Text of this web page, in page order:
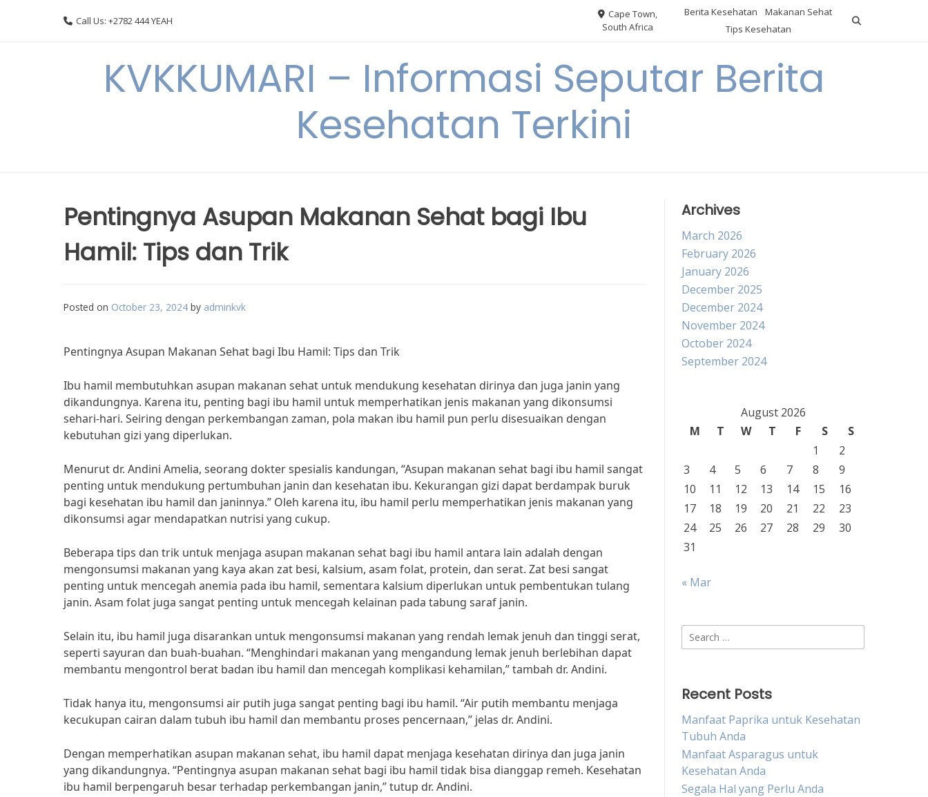
Call Us: +2782 444 YEAH
Cape Town,
South Africa
Berita Kesehatan
Makanan Sehat
Tips Kesehatan
KVKKUMARI – Informasi Seputar Berita
Kesehatan Terkini
Pentingnya Asupan Makanan Sehat bagi Ibu
Hamil: Tips dan Trik
Posted on October 23, 2024 by adminkvk
Pentingnya Asupan Makanan Sehat bagi Ibu Hamil: Tips dan Trik
Ibu hamil membutuhkan asupan makanan sehat untuk mendukung kesehatan dirinya dan juga janin yang
dikandungnya. Karena itu, penting bagi ibu hamil untuk memperhatikan jenis makanan yang dikonsumsi
sehari-hari. Seiring dengan perkembangan zaman, pola makan ibu hamil pun perlu disesuaikan dengan
kebutuhan gizi yang diperlukan.
Menurut dr. Andini Amelia, seorang dokter spesialis kandungan, “Asupan makanan sehat bagi ibu hamil sangat
penting untuk mendukung pertumbuhan janin dan kesehatan ibu. Kekurangan gizi dapat berdampak buruk
bagi kesehatan ibu hamil dan janinnya.” Oleh karena itu, ibu hamil perlu memperhatikan jenis makanan yang
dikonsumsi agar mendapatkan nutrisi yang cukup.
Beberapa tips dan trik untuk menjaga asupan makanan sehat bagi ibu hamil antara lain adalah dengan
mengonsumsi makanan yang kaya akan zat besi, kalsium, asam folat, protein, dan serat. Zat besi sangat
penting untuk mencegah anemia pada ibu hamil, sementara kalsium diperlukan untuk pembentukan tulang
janin. Asam folat juga sangat penting untuk mencegah kelainan pada tabung saraf janin.
Selain itu, ibu hamil juga disarankan untuk mengonsumsi makanan yang rendah lemak jenuh dan tinggi serat,
seperti sayuran dan buah-buahan. “Menghindari makanan yang mengandung lemak jenuh berlebihan dapat
membantu mengontrol berat badan ibu hamil dan mencegah komplikasi kehamilan,” tambah dr. Andini.
Tidak hanya itu, mengonsumsi air putih juga sangat penting bagi ibu hamil. “Air putih membantu menjaga
kecukupan cairan dalam tubuh ibu hamil dan membantu proses pencernaan,” jelas dr. Andini.
Dengan memperhatikan asupan makanan sehat, ibu hamil dapat menjaga kesehatan dirinya dan juga janin
yang dikandungnya. “Pentingnya asupan makanan sehat bagi ibu hamil tidak bisa dianggap remeh. Kesehatan
ibu hamil berpengaruh besar terhadap perkembangan janin,” tutup dr. Andini.
Archives
March 2026
February 2026
January 2026
December 2025
December 2024
November 2024
October 2024
September 2024
August 2026
M
T W T F S
S
1
2
3
4 5 6 7 8
9
10
11 12 13 14 15
16
17
18 19 20 21 22
23
24
25 26 27 28 29
30
31
« Mar
Search
for:
Recent Posts
Manfaat Paprika untuk Kesehatan
Tubuh Anda
Manfaat Asparagus untuk
Kesehatan Anda
Segala Hal yang Perlu Anda